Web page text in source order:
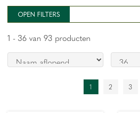
OPEN FILTERS
1 - 36 van 93 producten
1 2 3